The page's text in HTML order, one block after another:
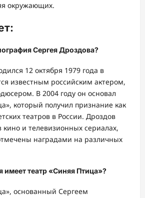
окружающих.
Сергея Дроздова?
12 октября 1979 года в
известным российским актером,
В 2004 году он основал
который получил признание как
театров в России. Дроздов
кино и телевизионных сериалах,
наградами на различных
имеет театр «Синяя Птица»?
основанный Сергеем